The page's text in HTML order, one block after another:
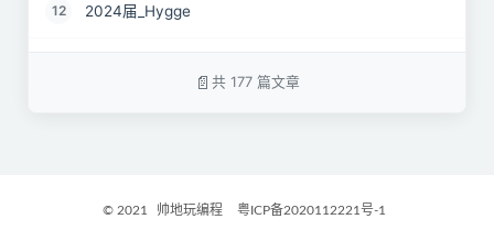
12 2024届_Hygge
共 177 篇文章
© 2021 帅地玩编程 粤ICP备2020112221号-1